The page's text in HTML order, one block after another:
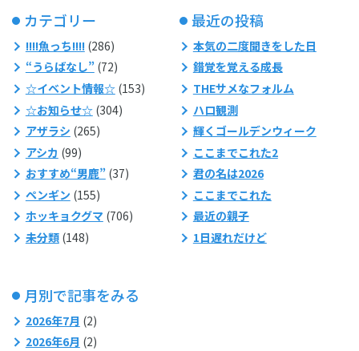
カテゴリー
!!!!魚っち!!!!(286)
“うらばなし”(72)
☆イベント情報☆(153)
☆お知らせ☆(304)
アザラシ (265)
アシカ (99)
おすすめ“男鹿”(37)
ペンギン (155)
ホッキョクグマ (706)
未分類(148)
最近の投稿
本気の二度聞きをした日
錯覚を覚える成長
THEサメなフォルム
ハロ観測
輝くゴールデンウィーク
ここまでこれた2
君の名は2026
ここまでこれた
最近の親子
1日遅れだけど
月別で記事をみる
2026年7月 (2)
2026年6月 (2)